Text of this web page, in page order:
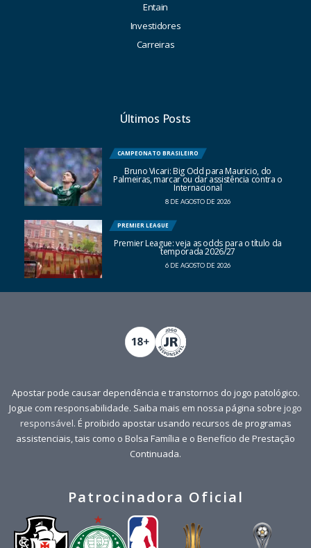
Entain
Investidores
Carreiras
Últimos Posts
CAMPEONATO BRASILEIRO
Bruno Vicari: Big Odd para Mauricio, do
Palmeiras, marcar ou dar assistência contra o
Internacional
8 DE AGOSTO DE 2026
PREMIER LEAGUE
Premier League: veja as odds para o título da
temporada 2026/27
6 DE AGOSTO DE 2026
Apostar pode causar dependência e transtornos do jogo patológico.
Jogue com responsabilidade. Saiba mais em nossa página sobre jogo
responsável. É proibido apostar usando recursos de programas
assistenciais, tais como o Bolsa Família e o Benefício de Prestação
Continuada.
Patrocinadora Oficial